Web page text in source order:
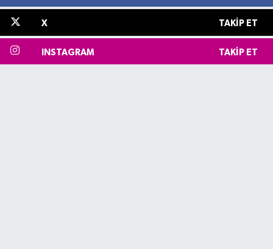
X TAKIP ET
INSTAGRAM TAKIP ET